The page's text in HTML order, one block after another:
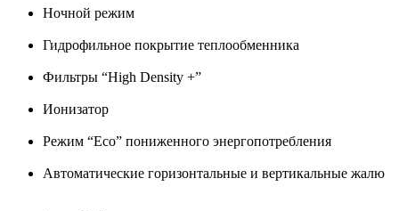
Ночной режим
Гидрофильное покрытие теплообменника
Фильтры “High Density +”
Ионизатор
Режим “Eco” пониженного энергопотребления
Автоматические горизонтальные и вертикальные жалю